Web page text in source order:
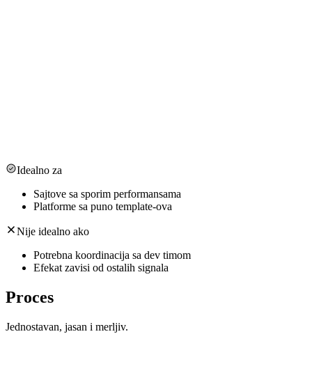
GA4/GSC i jasni ciljevi.
Idealno za
Sajtove sa sporim performansama
Platforme sa puno template‑ova
Nije idealno ako
Potrebna koordinacija sa dev timom
Efekat zavisi od ostalih signala
Proces
Jednostavan, jasan i merljiv.